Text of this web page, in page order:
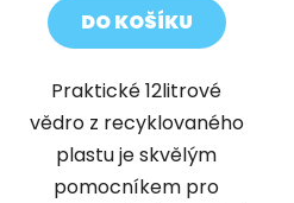
DO KOŠÍKU
Praktické 12litrové
vědro z recyklovaného
plastu je skvělým
pomocníkem pro